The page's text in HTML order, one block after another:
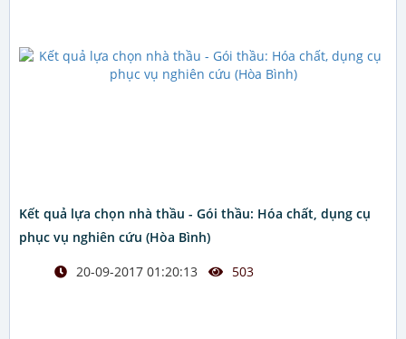
Kết quả lựa chọn nhà thầu - Gói thầu: Hóa chất, dụng cụ
phục vụ nghiên cứu (Hòa Bình)
20-09-2017 01:20:13
503